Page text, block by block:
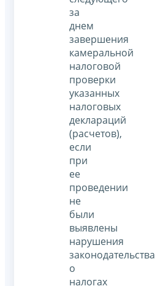
за
днем
завершения
камеральной
налоговой
проверки
указанных
налоговых
деклараций
(расчетов),
если
при
ее
проведении
не
были
выявлены
нарушения
законодательства
о
налогах